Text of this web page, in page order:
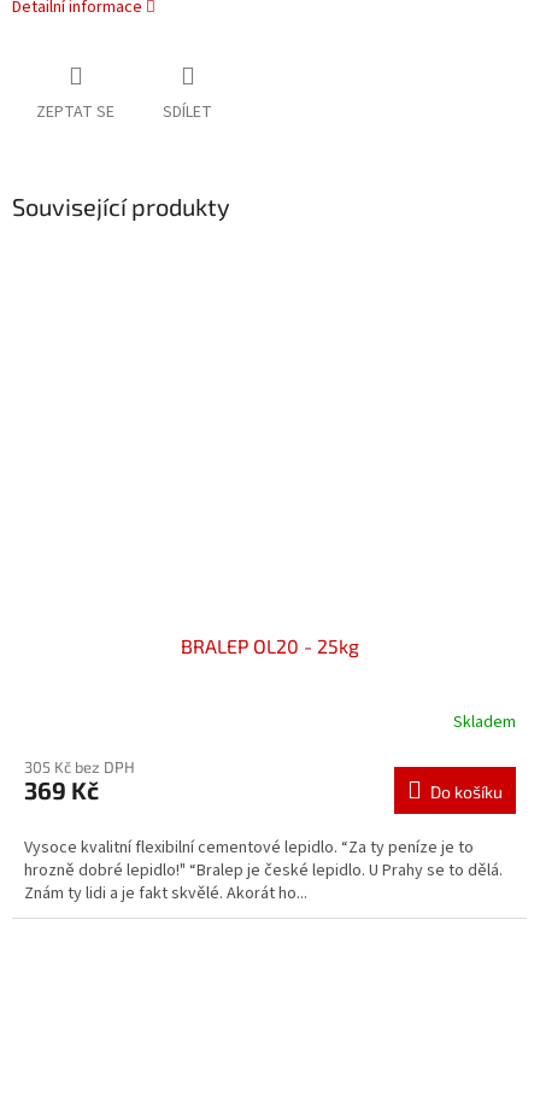
Detailní informace
ZEPTAT SE SDÍLET
Související produkty
BRALEP OL20 - 25kg
Skladem
305 Kč bez DPH
369 Kč Do košíku
Vysoce kvalitní flexibilní cementové lepidlo. “Za ty peníze je to
hrozně dobré lepidlo!" “Bralep je české lepidlo. U Prahy se to dělá.
Znám ty lidi a je fakt skvělé. Akorát ho...